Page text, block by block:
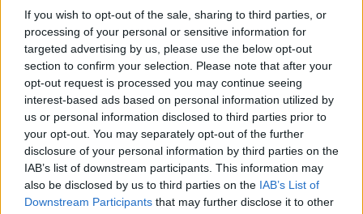
If you wish to opt-out of the sale, sharing to third parties, or
processing of your personal or sensitive information for
targeted advertising by us, please use the below opt-out
section to confirm your selection. Please note that after your
opt-out request is processed you may continue seeing
interest-based ads based on personal information utilized by
us or personal information disclosed to third parties prior to
your opt-out. You may separately opt-out of the further
disclosure of your personal information by third parties on the
IAB’s list of downstream participants. This information may
also be disclosed by us to third parties on the IAB’s List of
Downstream Participants that may further disclose it to other
da nessuna parte
copenga
8367
Inserito il09/05/2006 alle:13:57:09
quote:Originally posted by CavalloPazzo
quote:Originally posted by copenga
quote: Originally posted by CavalloPazzo
Ecco perchè non ci vogliono da nessuna parte, fino a quando ci
sono certi camperisti che si fanno la doccia fuori senza pensare
x la gente che vi vede. Bravi Bravi. ps: se vi fate la doccia fuori
sono sicuro che fate anche lo scarico selvaggio, non mi dite che